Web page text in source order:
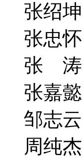
张绍坤
张忠怀
张 涛
张嘉懿
邹志云
周纯杰